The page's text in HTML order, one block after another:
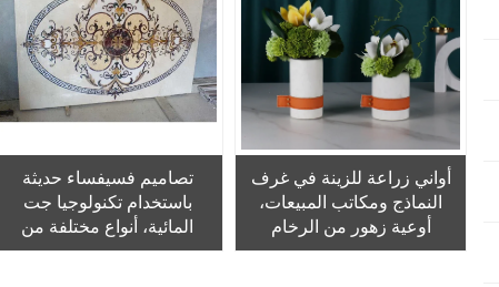
أواني زراعة للزينة في غرف
النماذج ومكاتب المبيعات،
أوعية زهور من الرخام
تصاميم فسيفساء حديثة
باستخدام تكنولوجيا جت
المائية، أنواع مختلفة من
التضمينات الرخامية ذات